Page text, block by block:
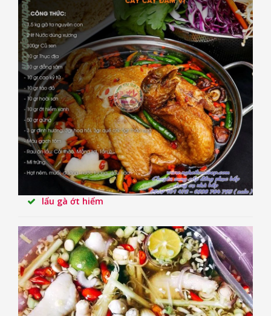
lẩu gà ớt hiểm